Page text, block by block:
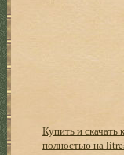
Купить и скачать
полностью на